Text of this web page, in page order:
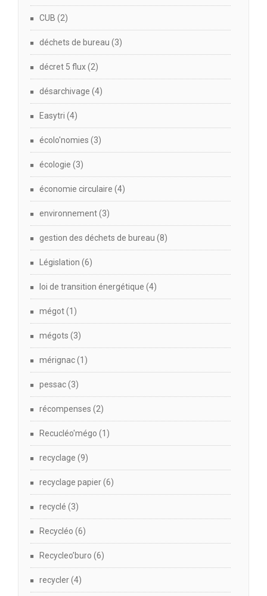
CUB (2)
déchets de bureau (3)
décret 5 flux(2)
désarchivage (4)
Easytri (4)
écolo'nomies (3)
écologie (3)
économie circulaire (4)
environnement(3)
gestion des déchets de bureau (8)
Législation (6)
loi de transition énergétique (4)
mégot(1)
mégots (3)
mérignac(1)
pessac(3)
récompenses (2)
Recucléo'mégo (1)
recyclage (9)
recyclage papier(6)
recyclé (3)
Recycléo (6)
Recycleo’buro (6)
recycler(4)